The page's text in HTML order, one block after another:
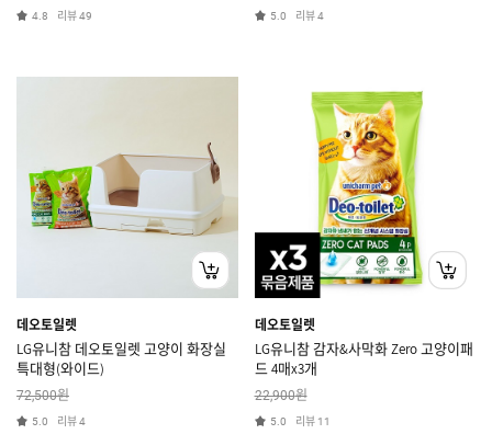
4.8 리뷰49 5.0 리뷰4
데오토일렛
LG유니참 데오토일렛 고양이 화장실
특대형(와이드)
72,500원
5.0 리뷰4
데오토일렛
LG유니참 감자&사막화 Zero 고양이패
드 4매x3개
22,900원
5.0 리뷰 11